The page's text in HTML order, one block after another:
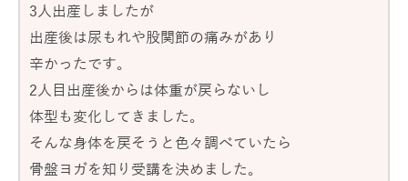
3人出産しましたが
出産後は尿もれや股関節の痛みがあり
辛かったです。
2人目出産後からは体重が戻らないし
体型も変化してきました。
そんな身体を戻そうと色々調べていたら
骨盤ヨガを知り受講を決めました。